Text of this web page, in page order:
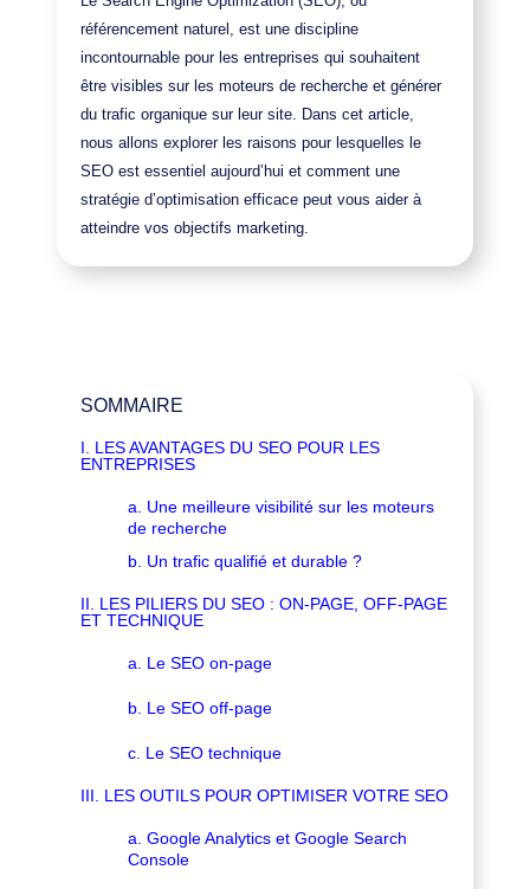
référencement naturel, est une discipline
incontournable pour les entreprises qui souhaitent
être visibles sur les moteurs de recherche et générer
du trafic organique sur leur site. Dans cet article,
nous allons explorer les raisons pour lesquelles le
SEO est essentiel aujourd’hui et comment une
stratégie d’optimisation efficace peut vous aider à
atteindre vos objectifs marketing.
SOMMAIRE
I. LES AVANTAGES DU SEO POUR LES
ENTREPRISES
a. Une meilleure visibilité sur les moteurs
de recherche
b. Un trafic qualifié et durable ?
II. LES PILIERS DU SEO : ON-PAGE, OFF-PAGE
ET TECHNIQUE
a. Le SEO on-page
b. Le SEO off-page
c. Le SEO technique
III. LES OUTILS POUR OPTIMISER VOTRE SEO
a. Google Analytics et Google Search
Console